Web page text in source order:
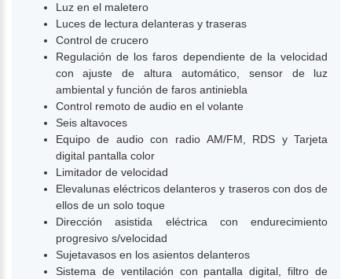
Luz en el maletero
Luces de lectura delanteras y traseras
Control de crucero
Regulación de los faros dependiente de la velocidad
con ajuste de altura automático, sensor de luz
ambiental y función de faros antiniebla
Control remoto de audio en el volante
Seis altavoces
Equipo de audio con radio AM/FM, RDS y Tarjeta
digital pantalla color
Limitador de velocidad
Elevalunas eléctricos delanteros y traseros con dos de
ellos de un solo toque
Dirección asistida eléctrica con endurecimiento
progresivo s/velocidad
Sujetavasos en los asientos delanteros
Sistema de ventilación con pantalla digital, filtro de